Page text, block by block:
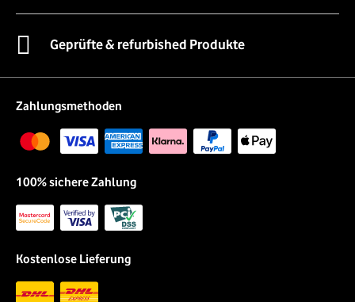
Geprüfte & refurbished Produkte
Zahlungsmethoden
100% sichere Zahlung
Kostenlose Lieferung